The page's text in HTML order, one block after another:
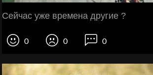
Сейчас уже времена другие ?
0 0 0